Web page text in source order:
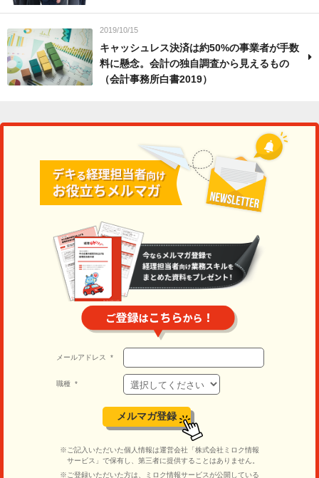
2019/10/15
キャッシュレス決済は約50%の事業者が手数
料に懸念。会計の独自調査から見えるもの
（会計事務所白書2019）